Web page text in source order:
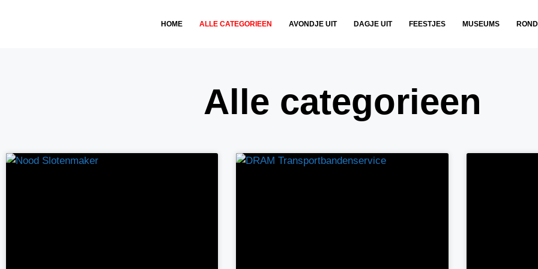
HOME ALLE CATEGORIEEN AVONDJE UIT DAGJE UIT FEESTJES MUSEUMS
Alle categorieen